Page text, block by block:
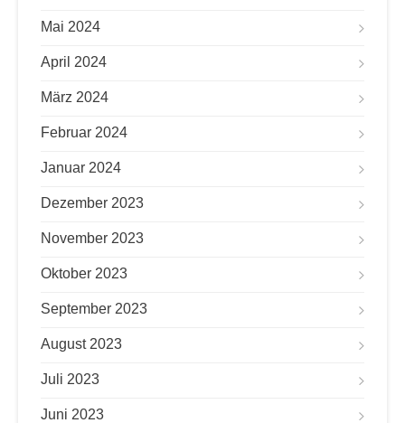
Mai 2024
April 2024
März 2024
Februar 2024
Januar 2024
Dezember 2023
November 2023
Oktober 2023
September 2023
August 2023
Juli 2023
Juni 2023